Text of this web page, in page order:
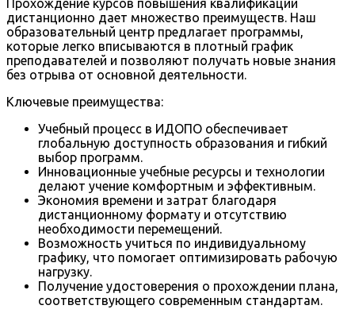
Прохождение курсов повышения квалификации
дистанционно дает множество преимуществ. Наш
образовательный центр предлагает программы,
которые легко вписываются в плотный график
преподавателей и позволяют получать новые знания
без отрыва от основной деятельности.
Ключевые преимущества:
Учебный процесс в ИДОПО обеспечивает
глобальную доступность образования и гибкий
выбор программ.
Инновационные учебные ресурсы и технологии
делают учение комфортным и эффективным.
Экономия времени и затрат благодаря
дистанционному формату и отсутствию
необходимости перемещений.
Возможность учиться по индивидуальному
графику, что помогает оптимизировать рабочую
нагрузку.
Получение удостоверения о прохождении плана,
соответствующего современным стандартам.